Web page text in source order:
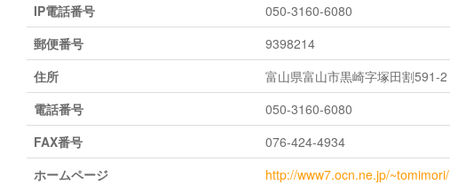
IP電話番号
050-3160-6080
郵便番号
9398214
住所
富山県富山市黒崎字塚田割591-2
電話番号
050-3160-6080
FAX番号
076-424-4934
ホームページ
http://www7.ocn.ne.jp/~tomimori/